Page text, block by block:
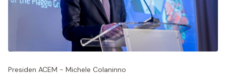
Presiden ACEM - Michele Colaninno